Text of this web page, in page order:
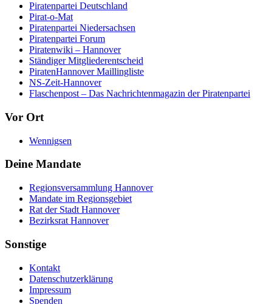
Piratenpartei Deutschland
Pirat-o-Mat
Piratenpartei Niedersachsen
Piratenpartei Forum
Piratenwiki – Hannover
Ständiger Mitgliederentscheid
PiratenHannover Maillingliste
NS-Zeit-Hannover
Flaschenpost – Das Nachrichtenmagazin der Piratenpartei
Vor Ort
Wennigsen
Deine Mandate
Regionsversammlung Hannover
Mandate im Regionsgebiet
Rat der Stadt Hannover
Bezirksrat Hannover
Sonstige
Kontakt
Datenschutzerklärung
Impressum
Spenden